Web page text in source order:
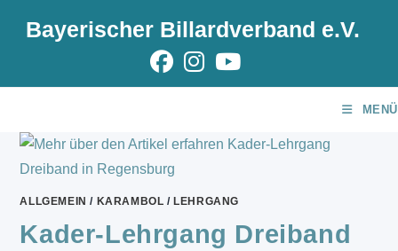
Bayerischer Billardverband e.V.
MENÜ
ALLGEMEIN / KARAMBOL / LEHRGANG
Kader-Lehrgang Dreiband